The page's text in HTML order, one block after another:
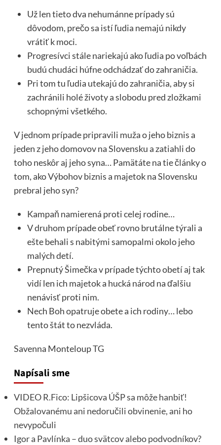
Už len tieto dva nehumánne prípady sú
dôvodom, prečo sa istí ľudia nemajú nikdy
vrátiť k moci.
Progresívci stále nariekajú ako ľudia po voľbách
budú chudáci húfne odchádzať do zahraničia.
Pri tom tu ľudia utekajú do zahraničia, aby si
zachránili holé životy a slobodu pred zložkami
schopnými všetkého.
V jednom prípade pripravili muža o jeho biznis a
jeden z jeho domovov na Slovensku a zatiahli do
toho neskôr aj jeho syna… Pamätáte na tie články o
tom, ako Výbohov biznis a majetok na Slovensku
prebral jeho syn?
Kampaň namierená proti celej rodine…
V druhom prípade obeť rovno brutálne týrali a
ešte behali s nabitými samopalmi okolo jeho
malých detí.
Prepnutý Šimečka v prípade týchto obetí aj tak
vidí len ich majetok a hucká národ na ďalšiu
nenávisť proti nim.
Nech Boh opatruje obete a ich rodiny… lebo
tento štát to nezvláda.
Savenna MonteloupTG
Napísali sme
VIDEO R.Fico: Lipšicova ÚŠP sa môže hanbiť!
Obžalovanému ani nedoručili obvinenie, ani ho
nevypočuli
Igor a Pavlínka – duo svätcov alebo podvodníkov?